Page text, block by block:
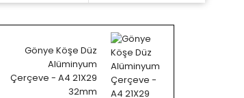
Gönye Köşe Düz
Alüminyum
Çerçeve - A4 21X29
32mm